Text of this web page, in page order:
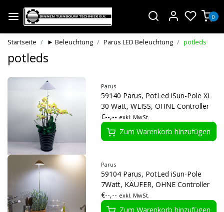
0
Startseite ► Beleuchtung Parus LED Beleuchtung potleds
potleds
Parus
59140 Parus, PotLed iSun-Pole XL
30 Watt, WEISS, OHNE Controller
€--,-- exkl. MwSt.
Zum Warenkorb hinzufügen
Parus
59104 Parus, PotLed iSun-Pole
7Watt, KÄUFER, OHNE Controller
€--,-- exkl. MwSt.
Zum Warenkorb hinzufügen